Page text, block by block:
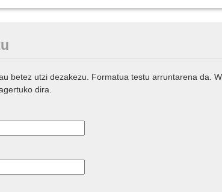
betez utzi dezakezu. Formatua testu arruntarena da.
dira.